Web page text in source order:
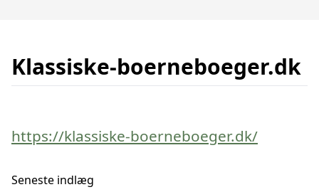
Klassiske-boerneboeger.dk
https://klassiske-boerneboeger.dk/
Seneste indlæg